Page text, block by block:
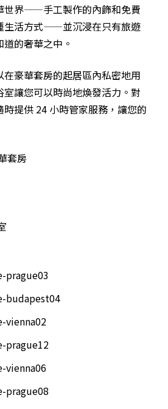
世界——手工製作的內飾和免費
生活方式——並沉浸在只有旅遊
的奢華之中。
豪華套房的起居區內私密地用
讓您可以時尚地煥發活力。對
提供 24 小時管家服務，讓您的
套房